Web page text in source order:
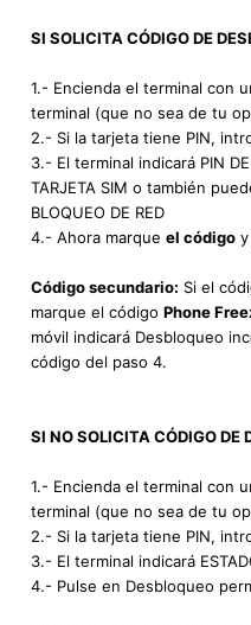
SI SOLICITA CÓDIGO DE
1.- Encienda el terminal con
terminal (que no sea de tu
2.- Si la tarjeta tiene PIN,
3.- El terminal indicará PIN DE
TARJETA SIM o también
BLOQUEO DE RED
4.- Ahora marque el código y
Código secundario: Si el
marque el código Phone
móvil indicará Desbloqueo
código del paso 4.
SI NO SOLICITA CÓDIGO DE
1.- Encienda el terminal con
terminal (que no sea de tu
2.- Si la tarjeta tiene PIN,
3.- El terminal indicará
4.- Pulse en Desbloqueo